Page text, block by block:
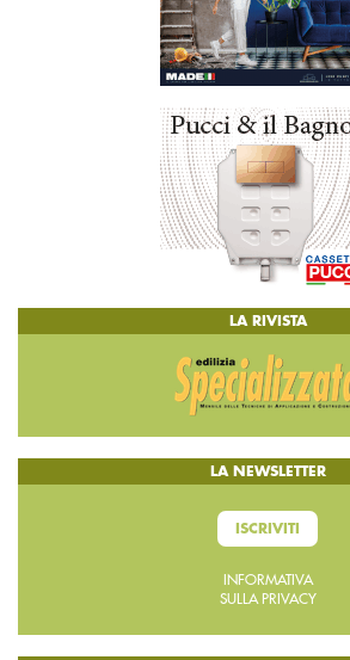
LA RIVISTA
LA NEWSLETTER
ISCRIVITI
INFORMATIVA
SULLA PRIVACY